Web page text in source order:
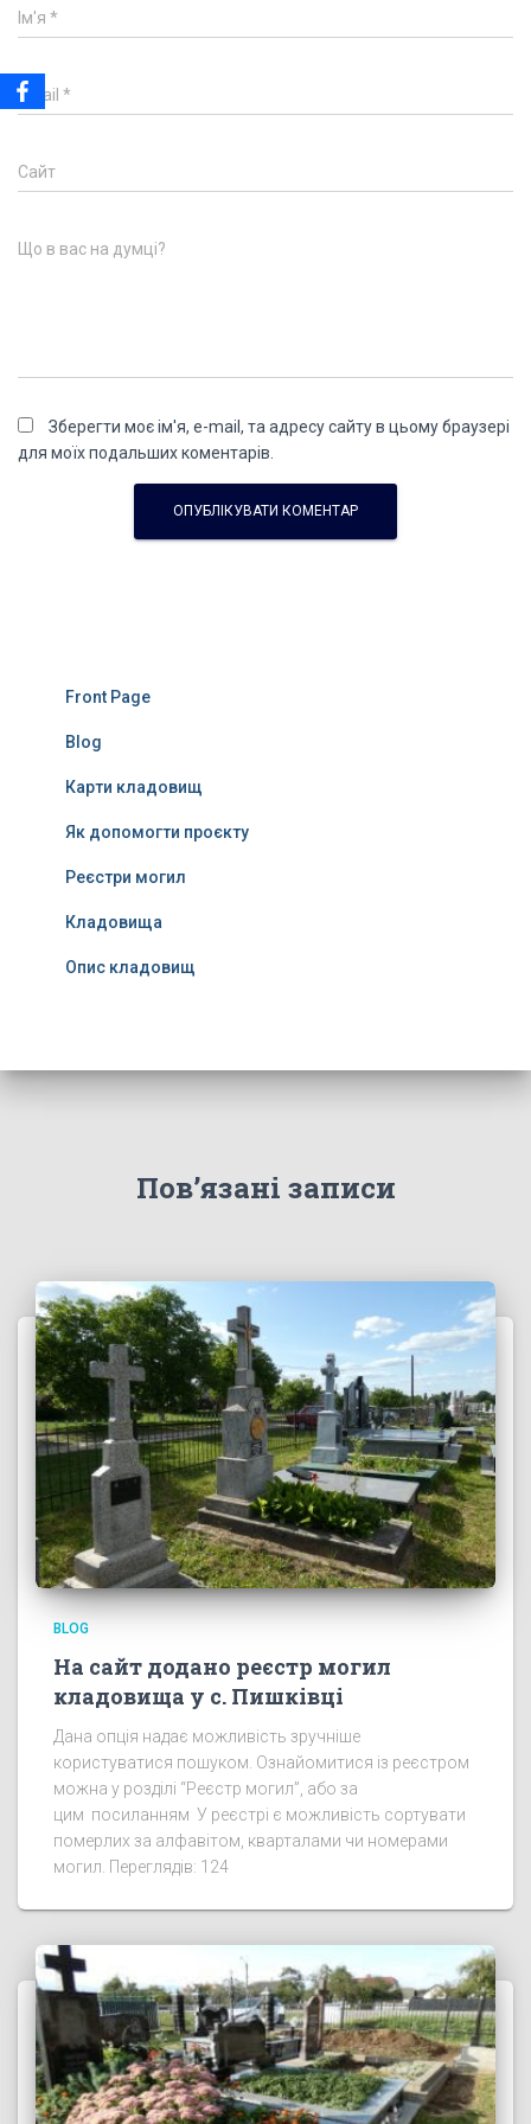
Ім'я *
Email *
Сайт
Що в вас на думці?
Зберегти моє ім'я, e-mail, та адресу сайту в цьому браузері
для моїх подальших коментарів.
Front Page
Blog
Карти кладовищ
Як допомогти проєкту
Реєстри могил
Кладовища
Опис кладовищ
Пов’язані записи
BLOG
На сайт додано реєстр могил
кладовища у с. Пишківці
Дана опція надає можливість зручніше
користуватися пошуком. Ознайомитися із реєстром
можна у розділі “Реєстр могил”, або за
цим посиланням У реєстрі є можливість сортувати
померлих за алфавітом, кварталами чи номерами
могил. Переглядів: 124